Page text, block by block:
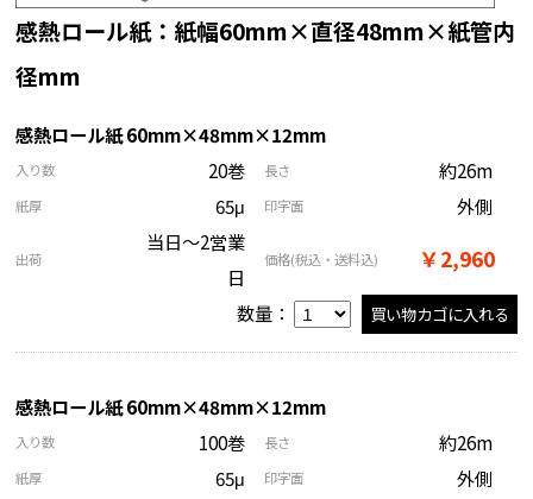
感熱ロール紙：紙幅60mm×直径48mm×紙管内
径mm
感熱ロール紙 60mm×48mm×12mm
入り数 20巻 長さ 約26m
紙厚 65μ 印字面 外側
出荷
当日～2営業
日
価格(税込・送料込) ￥2,960
数量：
感熱ロール紙 60mm×48mm×12mm
入り数 100巻 長さ 約26m
紙厚 65μ 印字面 外側